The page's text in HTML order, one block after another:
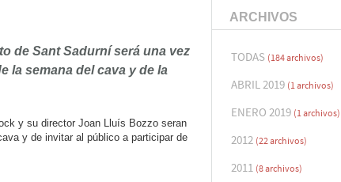
de Sant Sadurní será una vez
la semana del cava y de la
y su director Joan Lluís Bozzo seran
y de invitar al público a participar de
ARCHIVOS
TODAS (184 archivos)
ABRIL 2019 (1 archivos)
ENERO 2019 (1 archivos)
2012 (22 archivos)
2011 (8 archivos)